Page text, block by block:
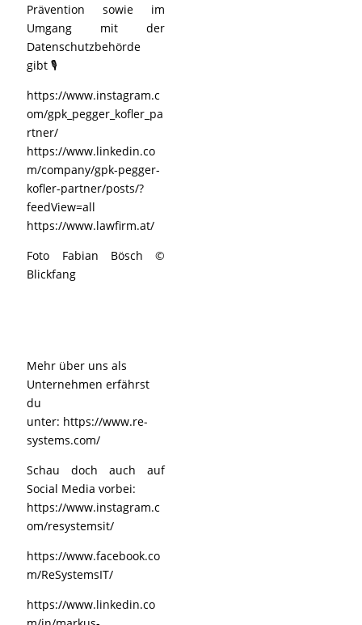
Prävention sowie im
Umgang mit der
Datenschutzbehörde
gibt 🎙️
https://www.instagram.c
om/gpk_pegger_kofler_pa
rtner/
https://www.linkedin.co
m/company/gpk-pegger-
kofler-partner/posts/?
feedView=all
https://www.lawfirm.at/
Foto Fabian Bösch ©
Blickfang
Mehr über uns als
Unternehmen erfährst
du
unter: https://www.re-
systems.com/
Schau doch auch auf
Social Media vorbei:
https://www.instagram.c
om/resystemsit/
https://www.facebook.co
m/ReSystemsIT/
https://www.linkedin.co